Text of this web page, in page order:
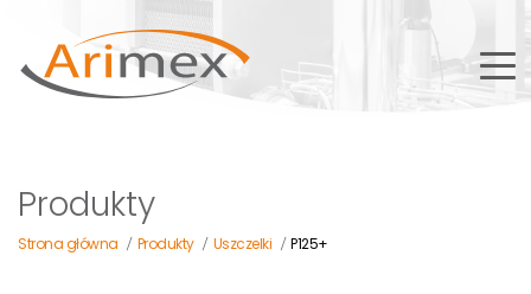
Produkty
Strona główna / Produkty / Uszczelki / P125+